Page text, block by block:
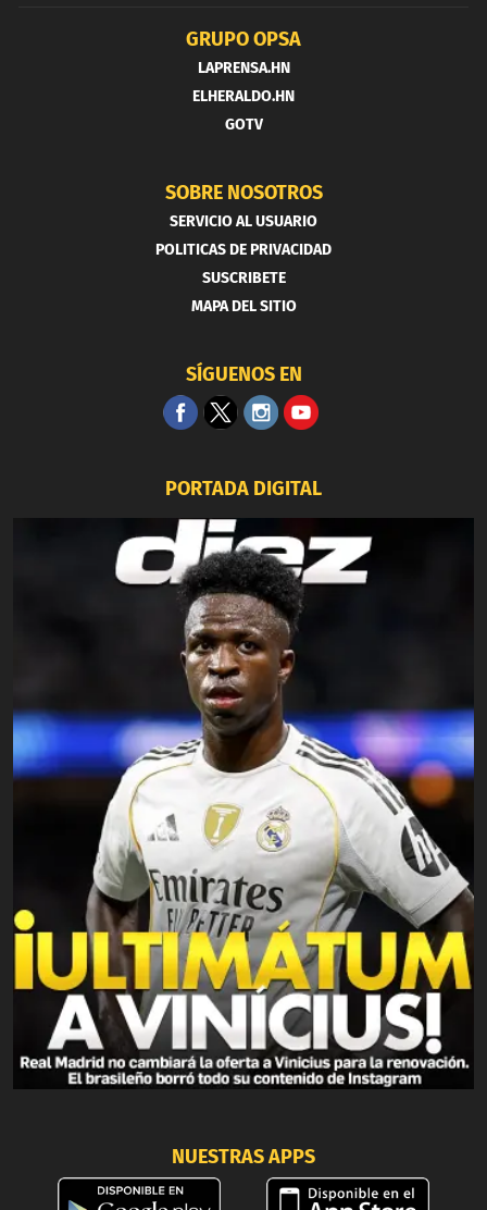
GRUPO OPSA
LAPRENSA.HN
ELHERALDO.HN
GOTV
SOBRE NOSOTROS
SERVICIO AL USUARIO
POLITICAS DE PRIVACIDAD
SUSCRIBETE
MAPA DEL SITIO
SÍGUENOS EN
PORTADA DIGITAL
NUESTRAS APPS